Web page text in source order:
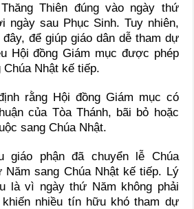
Thiên đúng vào ngày thứ
ngày sau Phục Sinh. Tuy nhiên,
để giúp giáo dân dễ tham dự
Hội đồng Giám mục được phép
Nhật kế tiếp.
rằng Hội đồng Giám mục có
của Tòa Thánh, bãi bỏ hoặc
sang Chúa Nhật.
giáo phận đã chuyển lễ Chúa
Năm sang Chúa Nhật kế tiếp. Lý
là vì ngày thứ Năm không phải
nhiều tín hữu khó tham dự